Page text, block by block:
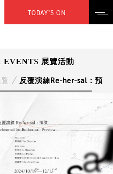
TODAY’S ON
展覽活動
反覆演練Re-her-sal：預演